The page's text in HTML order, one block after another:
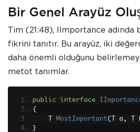
Bir Genel Arayüz
Tim (21:48), IImportance adında
fikrini tanıtır. Bu arayüz, iki
daha önemli olduğunu
metot tanımlar.
public interface
{
MostImportant( T a , T
}